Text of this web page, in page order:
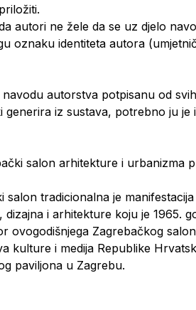
autori ne žele da se uz djelo
oznaku identiteta autora
navodu autorstva potpisanu od
generira iz sustava, potrebno ju je
salon arhitekture i urbanizma
salon tradicionalna je
dizajna i arhitekture koju je 1965.
ovogodišnjega Zagrebačkog
kulture i medija Republike
paviljona u Zagrebu.